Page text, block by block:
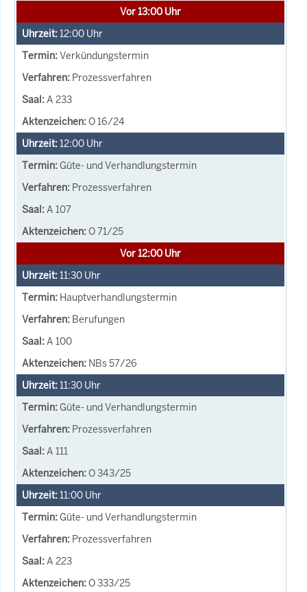
Vor 13:00 Uhr
12:00 Uhr
Verkündungstermin
Prozessverfahren
A 233
O 16/24
12:00 Uhr
Güte- und Verhandlungstermin
Prozessverfahren
A 107
O 71/25
Vor 12:00 Uhr
11:30 Uhr
Hauptverhandlungstermin
Berufungen
A 100
NBs 57/26
11:30 Uhr
Güte- und Verhandlungstermin
Prozessverfahren
A 111
O 343/25
11:00 Uhr
Güte- und Verhandlungstermin
Prozessverfahren
A 223
O 333/25